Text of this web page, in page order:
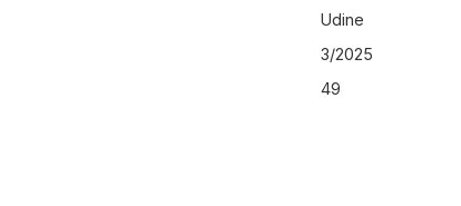
Udine
3/2025
49